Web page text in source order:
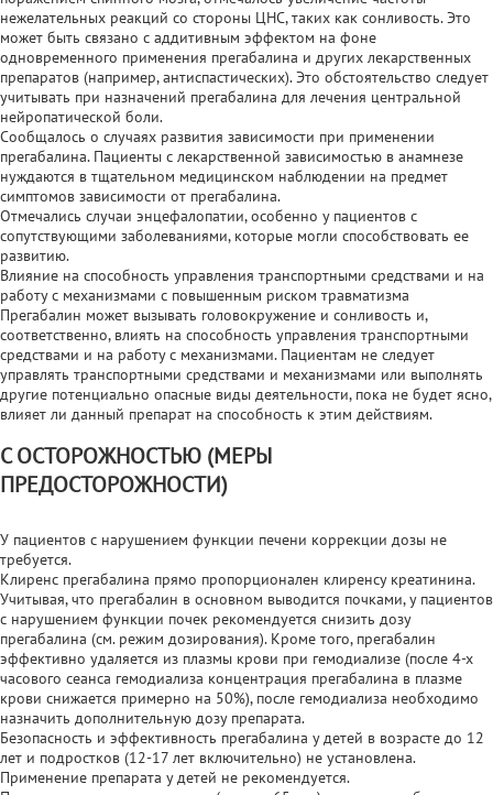
нежелательных реакций со стороны ЦНС, таких как сонливость. Это
может быть связано с аддитивным эффектом на фоне
одновременного применения прегабалина и других лекарственных
препаратов (например, антиспастических). Это обстоятельство следует
учитывать при назначений прегабалина для лечения центральной
нейропатической боли.
Сообщалось о случаях развития зависимости при применении
прегабалина. Пациенты с лекарственной зависимостью в анамнезе
нуждаются в тщательном медицинском наблюдении на предмет
симптомов зависимости от прегабалина.
Отмечались случаи энцефалопатии, особенно у пациентов с
сопутствующими заболеваниями, которые могли способствовать ее
развитию.
Влияние на способность управления транспортными средствами и на
работу с механизмами с повышенным риском травматизма
Прегабалин может вызывать головокружение и сонливость и,
соответственно, влиять на способность управления транспортными
средствами и на работу с механизмами. Пациентам не следует
управлять транспортными средствами и механизмами или выполнять
другие потенциально опасные виды деятельности, пока не будет ясно,
влияет ли данный препарат на способность к этим действиям.
С ОСТОРОЖНОСТЬЮ (МЕРЫ
ПРЕДОСТОРОЖНОСТИ)
У пациентов с нарушением функции печени коррекции дозы не
требуется.
Клиренс прегабалина прямо пропорционален клиренсу креатинина.
Учитывая, что прегабалин в основном выводится почками, у пациентов
с нарушением функции почек рекомендуется снизить дозу
прегабалина (см. режим дозирования). Кроме того, прегабалин
эффективно удаляется из плазмы крови при гемодиализе (после 4-х
часового сеанса гемодиализа концентрация прегабалина в плазме
крови снижается примерно на 50%), после гемодиализа необходимо
назначить дополнительную дозу препарата.
Безопасность и эффективность прегабалина у детей в возрасте до 12
лет и подростков (12-17 лет включительно) не установлена.
Применение препарата у детей не рекомендуется.